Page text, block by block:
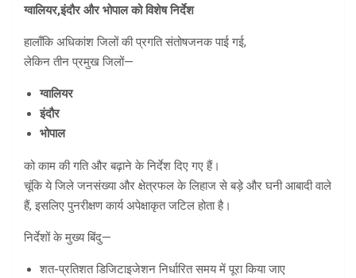
ग्वालियर,इंदौर और भोपाल को विशेष निर्देश
हालाँकि अधिकांश जिलों की प्रगति संतोषजनक पाई गई,
लेकिन तीन प्रमुख जिलों—
ग्वालियर
इंदौर
भोपाल
को काम की गति और बढ़ाने के निर्देश दिए गए हैं।
चूंकि ये जिले जनसंख्या और क्षेत्रफल के लिहाज से बड़े और घनी आबादी वाले
हैं, इसलिए पुनरीक्षण कार्य अपेक्षाकृत जटिल होता है।
निर्देशों के मुख्य बिंदु—
शत-प्रतिशत डिजिटाइजेशन निर्धारित समय में पूरा किया जाए